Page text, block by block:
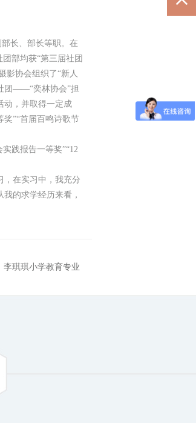
长、部长等职。在
部均获“第三届社团
影协会组织了“新人
团——“奕林协会”担
动，并取得一定成
奖”“首届百鸣诗歌节
践报告一等奖”“12
，在实习中，我充分
的求学经历来看，
李琪琪小学教育专业